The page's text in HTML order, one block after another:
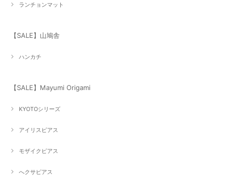
ランチョンマット
【SALE】山鳩舎
ハンカチ
【SALE】Mayumi Origami
KYOTOシリーズ
アイリスピアス
モザイクピアス
へクサピアス